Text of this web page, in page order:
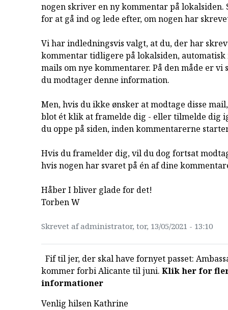
nogen skriver en ny kommentar på lokalsiden.
for at gå ind og lede efter, om nogen har
Vi har indledningsvis valgt, at du, der har
kommentar tidligere på lokalsiden, automatisk
mails om nye kommentarer. På den måde er vi
du modtager denne information.
Men, hvis du ikke ønsker at modtage disse
blot ét klik at framelde dig - eller tilmelde dig
du oppe på siden, inden kommentarerne
Hvis du framelder dig, vil du dog fortsat
hvis nogen har svaret på én af dine
Håber I bliver glade for det!
Torben W
Skrevet af administrator, tor, 13/05/2021 - 13:10
Fif til jer, der skal have fornyet passet:
kommer forbi Alicante til juni. Klik her for
informationer
Venlig hilsen Kathrine